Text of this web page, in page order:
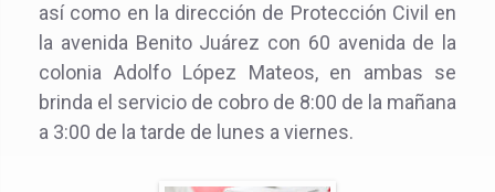
así como en la dirección de Protección Civil en
la avenida Benito Juárez con 60 avenida de la
colonia Adolfo López Mateos, en ambas se
brinda el servicio de cobro de 8:00 de la mañana
a 3:00 de la tarde de lunes a viernes.